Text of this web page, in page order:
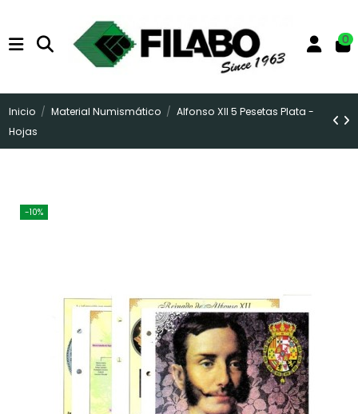
0
Inicio Material Numismático
Alfonso XII 5 Pesetas Plata -
Hojas
-10%